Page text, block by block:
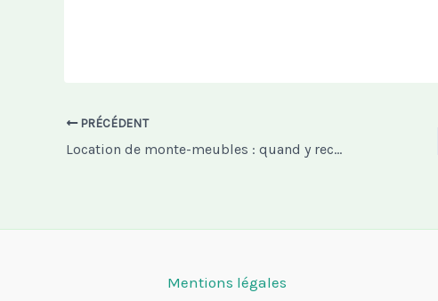
PRÉCÉDENT
Location de monte-meubles : quand y recourir ?
Mentions légales